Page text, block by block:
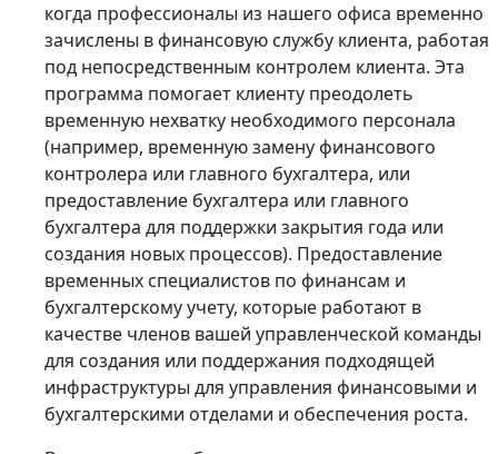
когда профессионалы из нашего офиса временно
зачислены в финансовую службу клиента, работая
под непосредственным контролем клиента. Эта
программа помогает клиенту преодолеть
временную нехватку необходимого персонала
(например, временную замену финансового
контролера или главного бухгалтера, или
предоставление бухгалтера или главного
бухгалтера для поддержки закрытия года или
создания новых процессов). Предоставление
временных специалистов по финансам и
бухгалтерскому учету, которые работают в
качестве членов вашей управленческой команды
для создания или поддержания подходящей
инфраструктуры для управления финансовыми и
бухгалтерскими отделами и обеспечения роста.